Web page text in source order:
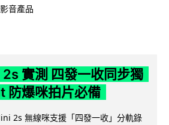
影音產品
實測 四發一收同步獨
防爆咪拍片必備
2s 無線咪支援「四發一收」分軌錄